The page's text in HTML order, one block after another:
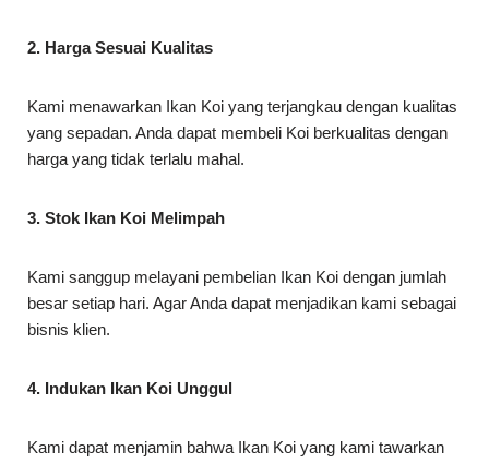
2. Harga Sesuai Kualitas
Kami menawarkan Ikan Koi yang terjangkau dengan kualitas
yang sepadan. Anda dapat membeli Koi berkualitas dengan
harga yang tidak terlalu mahal.
3. Stok Ikan Koi Melimpah
Kami sanggup melayani pembelian Ikan Koi dengan jumlah
besar setiap hari. Agar Anda dapat menjadikan kami sebagai
bisnis klien.
4. Indukan Ikan Koi Unggul
Kami dapat menjamin bahwa Ikan Koi yang kami tawarkan